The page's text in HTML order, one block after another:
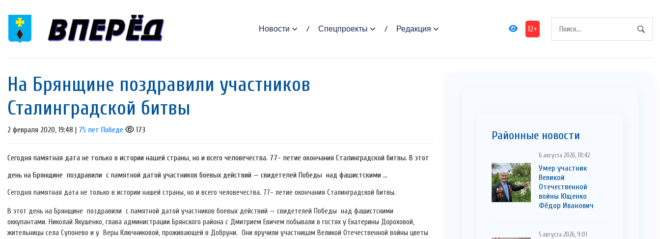
Новости Спецпроекты Редакция 12+
На Брянщине поздравили участников
Сталинградской битвы
2 февраля 2020, 19:48 | 75 лет Победе 173
Сегодня памятная дата не только в истории нашей страны, но и всего человечества. 77- летие окончания Сталинградской битвы. В этот
день на Брянщине поздравили с памятной датой участников боевых действий — свидетелей Победы над фашистскими ...
Сегодня памятная дата не только в истории нашей страны, но и всего человечества. 77- летие окончания Сталинградской битвы.
В этот день на Брянщине поздравили с памятной датой участников боевых действий — свидетелей Победы над фашистскими
оккупантами. Николай Якушенко, глава администрации Брянского района с Дмитрием Евичем побывали в гостях у Екатерины Дороховой,
жительницы села Супонево и у Веры Ключниковой, проживающей в Добруни. Они вручили участницам Великой Отечественной войны цветы
Районные новости
6 августа 2026, 18:42
Умер участник
Великой
Отечественной
войны Ющенко
Фёдор Иванович
5 августа 2026, 9:01